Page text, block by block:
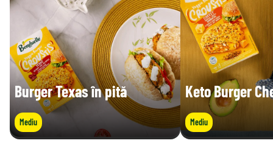
Burger Texas în pită
Mediu
Keto Burger
Mediu